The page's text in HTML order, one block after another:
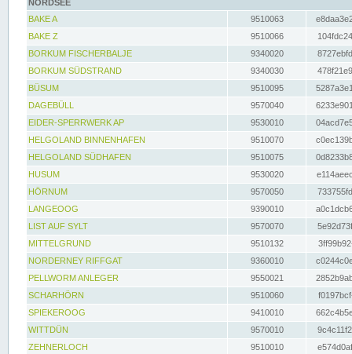
NORDSEE
BAKE A
9510063
BAKE Z
9510066
BORKUM FISCHERBALJE
9340020
BORKUM SÜDSTRAND
9340030
BÜSUM
9510095
DAGEBÜLL
9570040
EIDER-SPERRWERK AP
9530010
HELGOLAND BINNENHAFEN
9510070
HELGOLAND SÜDHAFEN
9510075
HUSUM
9530020
HÖRNUM
9570050
LANGEOOG
9390010
LIST AUF SYLT
9570070
MITTELGRUND
9510132
NORDERNEY RIFFGAT
9360010
PELLWORM ANLEGER
9550021
SCHARHÖRN
9510060
SPIEKEROOG
9410010
WITTDÜN
9570010
ZEHNERLOCH
9510010